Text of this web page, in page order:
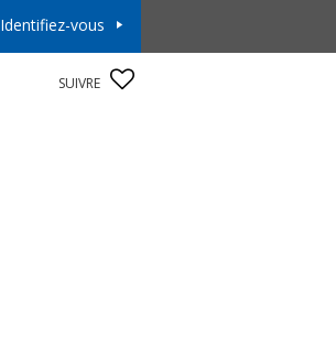
Identifiez-vous
SUIVRE